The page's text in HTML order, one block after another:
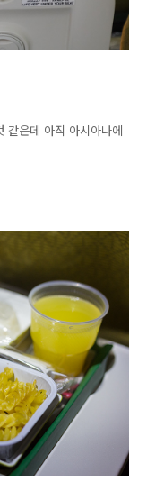
같은데 아직 아시아나에